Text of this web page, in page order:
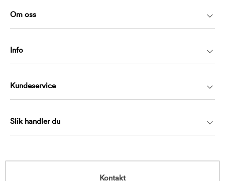
Om oss
Info
Kundeservice
Slik handler du
Kontakt